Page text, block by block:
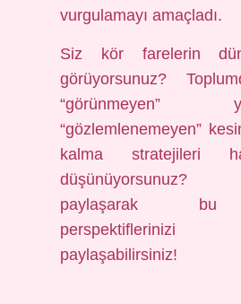
vurgulamayı amaçladı.
Siz kör farelerin
görüyorsunuz?
“gözlemlenemeyen”
kalma stratejileri
düşünüyorsunuz?
paylaşarak bu
paylaşabilirsiniz!